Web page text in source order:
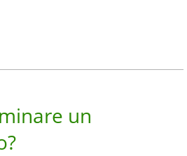
un